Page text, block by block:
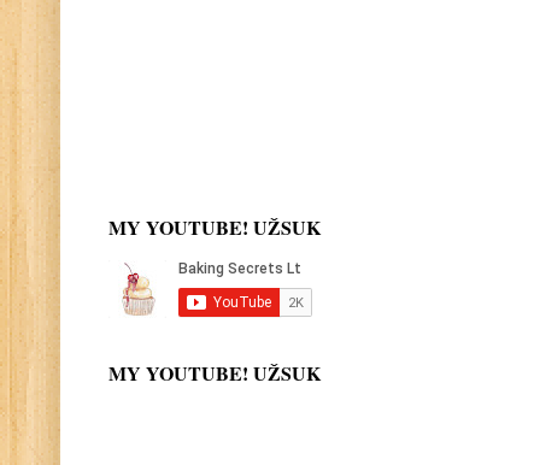
MY YOUTUBE! UŽSUK
MY YOUTUBE! UŽSUK